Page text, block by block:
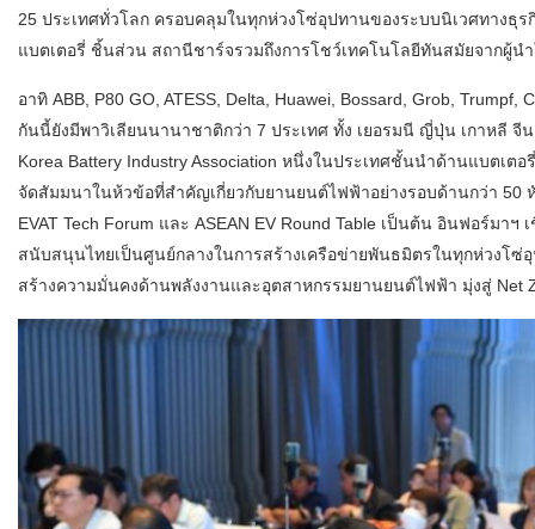
25 ประเทศทั่วโลก ครอบคลุมในทุกห่วงโซ่อุปทานของระบบนิเวศทางธุ
แบตเตอรี่ ชิ้นส่วน สถานีชาร์จรวมถึงการโชว์เทคโนโลยีทันสมัยจากผู้น
อาทิ ABB, P80 GO, ATESS, Delta, Huawei, Bossard, Grob, Trumpf,
กันนี้ยังมีพาวิเลียนนานาชาติกว่า 7 ประเทศ ทั้ง เยอรมนี ญี่ปุ่น เกาหลี
Korea Battery Industry Association หนึ่งในประเทศชั้นนำด้านแบตเ
จัดสัมมนาในห้วข้อที่สำคัญเกี่ยวกับยานยนต์ไฟฟ้าอย่างรอบด้านกว่า
EVAT Tech Forum และ ASEAN EV Round Table เป็นต้น อินฟอร์มา
สนับสนุนไทยเป็นศูนย์กลางในการสร้างเครือข่ายพันธมิตรในทุกห่วงโ
สร้างความมั่นคงด้านพลังงานและอุตสาหกรรมยานยนต์ไฟฟ้า มุ่งสู่ Net